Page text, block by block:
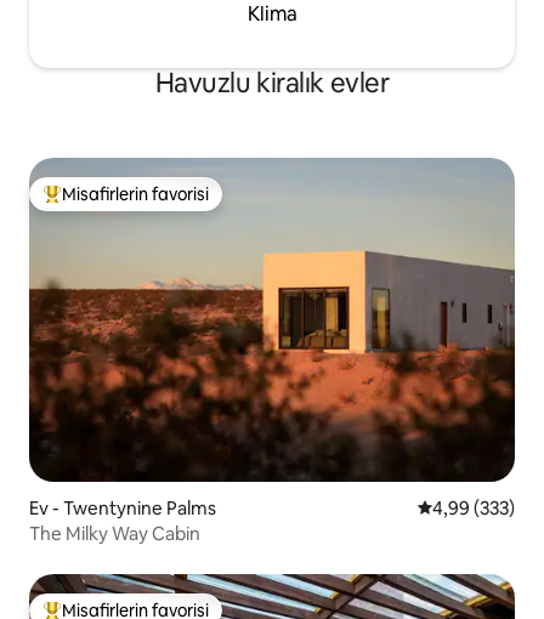
Klima
Havuzlu kiralık evler
Misafirlerin favorilerinden en beğenilenler arasında
Misafirlerin favorisi
Ev - Twentynine Palms 5 üzerinden
4,99 (333)
The Milky Way Cabin
Misafirlerin favorisi